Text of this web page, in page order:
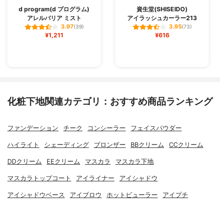
d program(d プログラム)
アレルバリア ミスト
3.97(39)
¥1,211
資生堂(SHISEIDO)
アイラッシュカーラー213
3.95(73)
¥616
化粧下地関連カテゴリ：おすすめ商品ランキング
ファンデーション チーク コンシーラー フェイスパウダー
ハイライト シェーディング ブロンザー BBクリーム CCクリーム
DDクリーム EEクリーム マスカラ マスカラ下地
マスカラトップコート アイライナー アイシャドウ
アイシャドウベース アイブロウ ホットビューラー アイプチ